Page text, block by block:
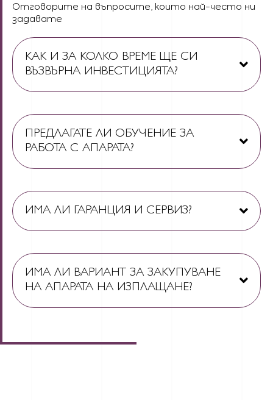
Отговорите на въпросите, които най-често ни
задавате
КАК И ЗА КОЛКО ВРЕМЕ ЩЕ СИ
ВЪЗВЪРНА ИНВЕСТИЦИЯТА?
ПРЕДЛАГАТЕ ЛИ ОБУЧЕНИЕ ЗА
РАБОТА С АПАРАТА?
ИМА ЛИ ГАРАНЦИЯ И СЕРВИЗ?
ИМА ЛИ ВАРИАНТ ЗА ЗАКУПУВАНЕ
НА АПАРАТА НА ИЗПЛАЩАНЕ?